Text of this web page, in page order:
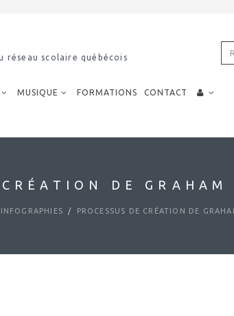
réseau scolaire québécois
MUSIQUE FORMATIONS CONTACT
CRÉATION DE
INFOGRAPHIES PROCESSUS DE CRÉATION DE